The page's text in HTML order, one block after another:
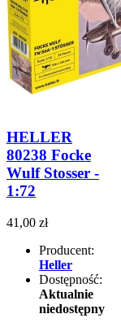
HELLER
80238 Focke
Wulf Stosser -
1:72
41,00 zł
Producent:
Heller
Dostępność:
Aktualnie
niedostępny